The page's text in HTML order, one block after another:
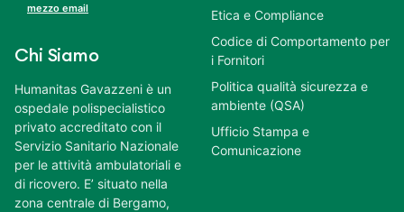
mezzo email
Chi Siamo
Humanitas Gavazzeni è un
ospedale polispecialistico
privato accreditato con il
Servizio Sanitario Nazionale
per le attività ambulatoriali e
di ricovero. E’ situato nella
zona centrale di Bergamo,
Etica e Compliance
Codice di Comportamento per
i Fornitori
Politica qualità sicurezza e
ambiente (QSA)
Ufficio Stampa e
Comunicazione